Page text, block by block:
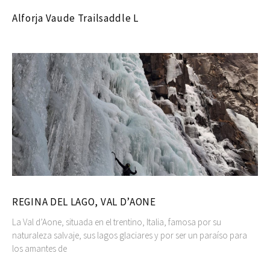
Alforja Vaude Trailsaddle L
REGINA DEL LAGO, VAL D’AONE
La Val d’Aone, situada en el trentino, Italia, famosa por su
naturaleza salvaje, sus lagos glaciares y por ser un paraíso para
los amantes de